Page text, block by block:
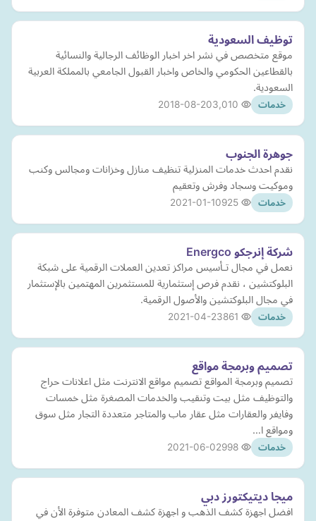
توظيف السعودية
موقع متخصص في نشر اخر اخبار الوظائف الرجالية والنسائية
بالقطاعين الحكومي والخاص واخبار القبول الجامعي بالمملكة العربية
السعودية.
خدمات 2018-08-20
جوهرة الجنوب
نقدم احدث خدمات المنزلية تنظيف منازل وخزانات ومجالس وكنب
وموكيت وسجاد وفرش وتعقيم
خدمات 2021-01-10
شركة إنرجكو Energco
نعمل في مجال تـأسيس مراكز تعدين العملات الرقمية على شبكة
البلوكتشين ، نقدم فرص إستثمارية للمستثمرين المهتمين بالإستثمار
في مجال البلوكتشين والأصول الرقمية.
خدمات 2021-04-23
تصميم وبرمجة مواقع
تصميم وبرمجة المواقع تصميم مواقع الانترنت مثل اعلانات حراج
والتوظيف مثل بيت وتنقيب والخدمات المصغرة مثل خمسات
وفايفر والعقارات مثل عقار ماب والمتاجر متعددة التجار مثل سوق
ومواقع ا…
خدمات 2021-06-02
ميجا ديتيكتورز دبي
افضل اجهزة كشف الذهب و اجهزة كشف المعادن متوفرة الأن في